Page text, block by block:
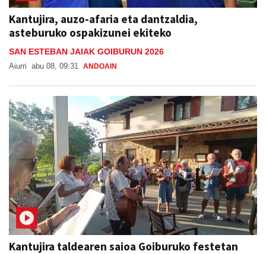
Kantujira, auzo-afaria eta dantzaldia,
asteburuko ospakizunei ekiteko
SAN ESTEBAN JAIAK GOIBURUN 2026
Aiurri abu 08, 09:31 ANDOAIN
Kantujira taldearen saioa Goiburuko festetan